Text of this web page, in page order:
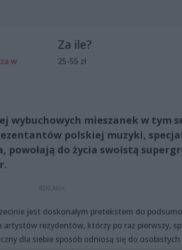
w
Za ile?
25-55 zł
wybuchowych mieszanek w tym
polskiej muzyki,
powołają do życia swoistą
jest doskonałym pretekstem do
rezydentów, którzy po raz pierwszy,
dla siebie sposób odniosą się do